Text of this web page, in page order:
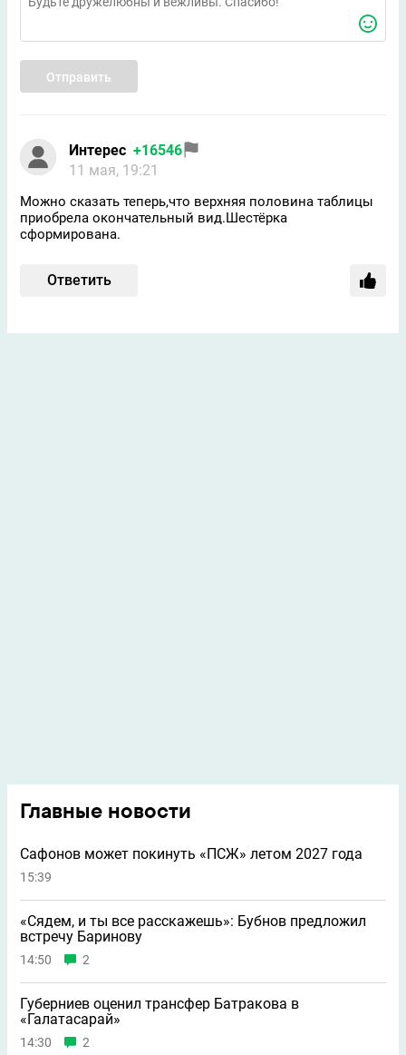
Отправить
Интерес +16546
11 мая, 19:21
Можно сказать теперь,что верхняя половина таблицы
приобрела окончательный вид.Шестёрка
сформирована.
Ответить
Главные новости
Сафонов может покинуть «ПСЖ» летом 2027 года
15:39
«Сядем, и ты все расскажешь»: Бубнов предложил
встречу Баринову
14:50 2
Губерниев оценил трансфер Батракова в
«Галатасарай»
14:30 2